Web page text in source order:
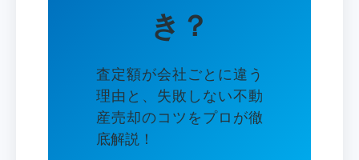
き？
査定額が会社ごとに違う
理由と、失敗しない不動
産売却のコツをプロが徹
底解説！